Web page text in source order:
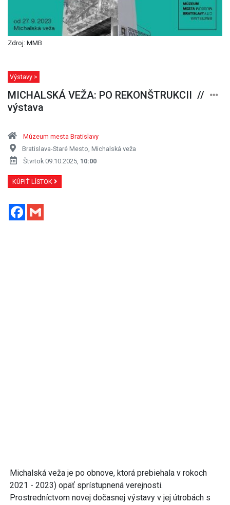
Zdroj: MMB
Výstavy >
MICHALSKÁ VEŽA: PO REKONŠTRUKCII //
výstava
Múzeum mesta Bratislavy
Bratislava-Staré Mesto, Michalská veža
Štvrtok 09.10.2025, 10:00
KÚPIŤ LÍSTOK
Facebook
Michalská veža je po obnove, ktorá prebiehala v rokoch
2021 - 2023) opäť sprístupnená verejnosti.
Prostredníctvom novej dočasnej výstavy v jej útrobách s